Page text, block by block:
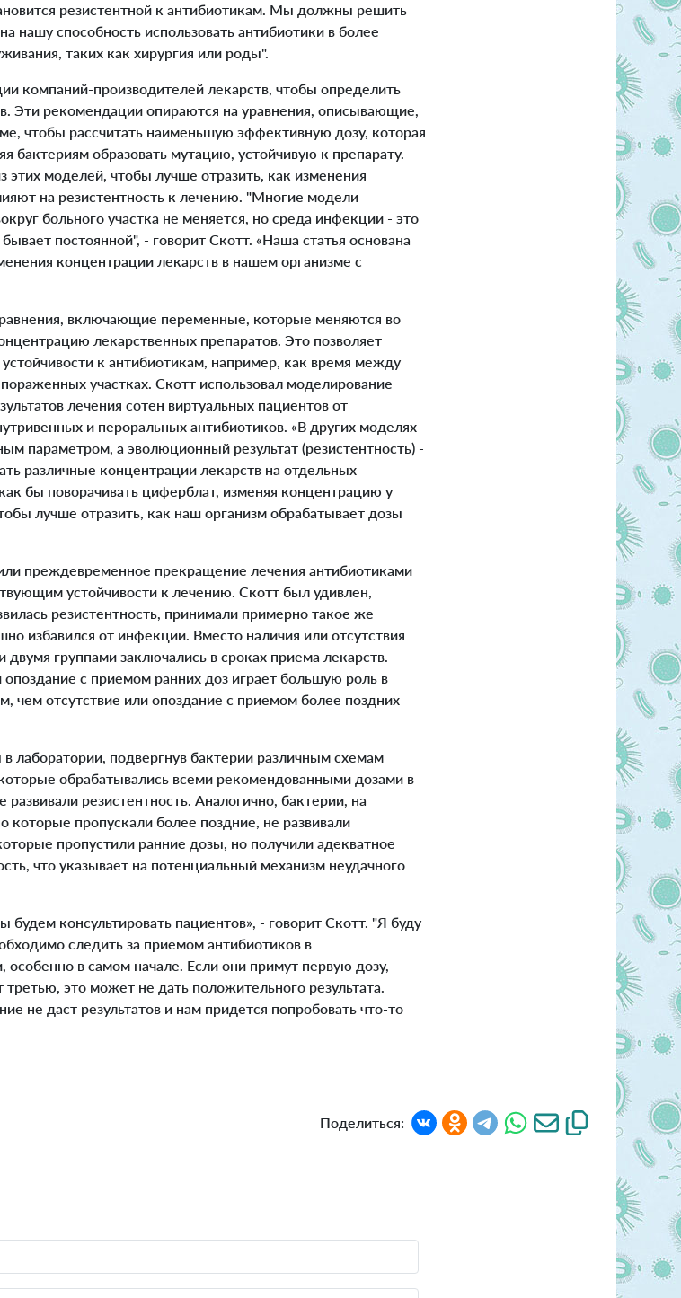
резистентной к антибиотикам. Мы должны решить
нашу способность использовать антибиотики в более
таких как хирургия или роды".
компаний-производителей лекарств, чтобы определить
Эти рекомендации опираются на уравнения, описывающие,
чтобы рассчитать наименьшую эффективную дозу, которая
бактериям образовать мутацию, устойчивую к препарату.
моделей, чтобы лучше отразить, как изменения
на резистентность к лечению. "Многие модели
больного участка не меняется, но среда инфекции - это
постоянной", - говорит Скотт. «Наша статья основана
концентрации лекарств в нашем организме с
включающие переменные, которые меняются во
лекарственных препаратов. Это позволяет
к антибиотикам, например, как время между
участках. Скотт использовал моделирование
лечения сотен виртуальных пациентов от
и пероральных антибиотиков. «В других моделях
параметром, а эволюционный результат (резистентность) -
различные концентрации лекарств на отдельных
бы поворачивать циферблат, изменяя концентрацию у
лучше отразить, как наш организм обрабатывает дозы
преждевременное прекращение лечения антибиотиками
устойчивости к лечению. Скотт был удивлен,
резистентность, принимали примерно такое же
избавился от инфекции. Вместо наличия или отсутствия
группами заключались в сроках приема лекарств.
с приемом ранних доз играет большую роль в
чем отсутствие или опоздание с приемом более поздних
лаборатории, подвергнув бактерии различным схемам
обрабатывались всеми рекомендованными дозами в
резистентность. Аналогично, бактерии, на
которые пропускали более поздние, не развивали
пропустили ранние дозы, но получили адекватное
что указывает на потенциальный механизм неудачного
консультировать пациентов», - говорит Скотт. "Я буду
следить за приемом антибиотиков в
в самом начале. Если они примут первую дозу,
это может не дать положительного результата.
не даст результатов и нам придется попробовать что-то
Поделиться: